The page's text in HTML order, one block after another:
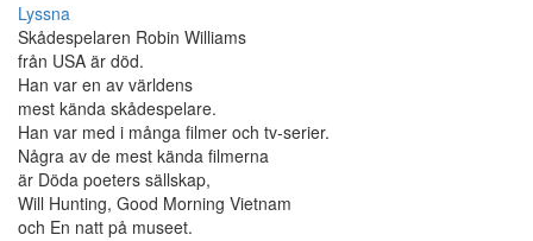
Lyssna
Skådespelaren Robin Williams
från USA är död.
Han var en av världens
mest kända skådespelare.
Han var med i många filmer och tv-serier.
Några av de mest kända filmerna
är Döda poeters sällskap,
Will Hunting, Good Morning Vietnam
och En natt på museet.